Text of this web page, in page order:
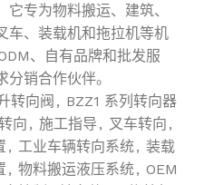
专为物料搬运、建筑、
车、装载机和拖拉机等机
、自有品牌和批发服
销合作伙伴。
转向阀 , BZZ1 系列转向器
向 , 施工指导 , 叉车转向 ,
, 工业车辆转向系统, 装载
, 物料搬运液压系统, OEM